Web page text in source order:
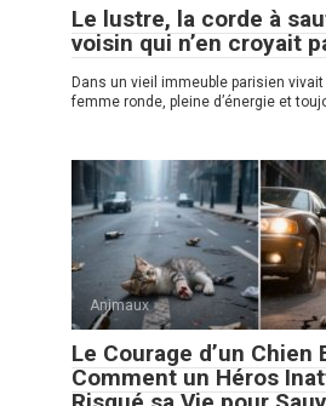
Le lustre, la corde à
voisin qui n’en croyait
Dans un vieil immeuble parisien
femme ronde, pleine d’énergie et
Animaux
Le Courage d’un Chien
Comment un Héros